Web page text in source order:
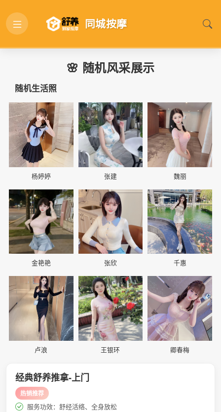
同城按摩
🌸 随机风采展示
随机生活照
📷
杨婷婷
📷
张建
📷
魏丽
📷
金艳艳
📷
张欣
📷
千惠
📷
卢浪
📷
王银环
📷
卿春梅
经典舒养推拿-上门
热销推荐
服务功效：舒经活络、全身放松